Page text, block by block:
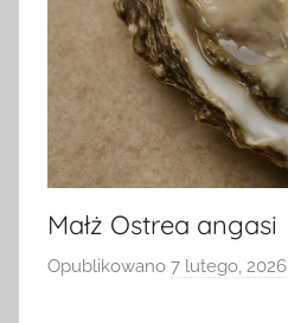
Małż Ostrea angasi
Opublikowano 7 lutego, 2026